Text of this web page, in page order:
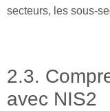
secteurs, les sous-
2.3.
avec NIS2